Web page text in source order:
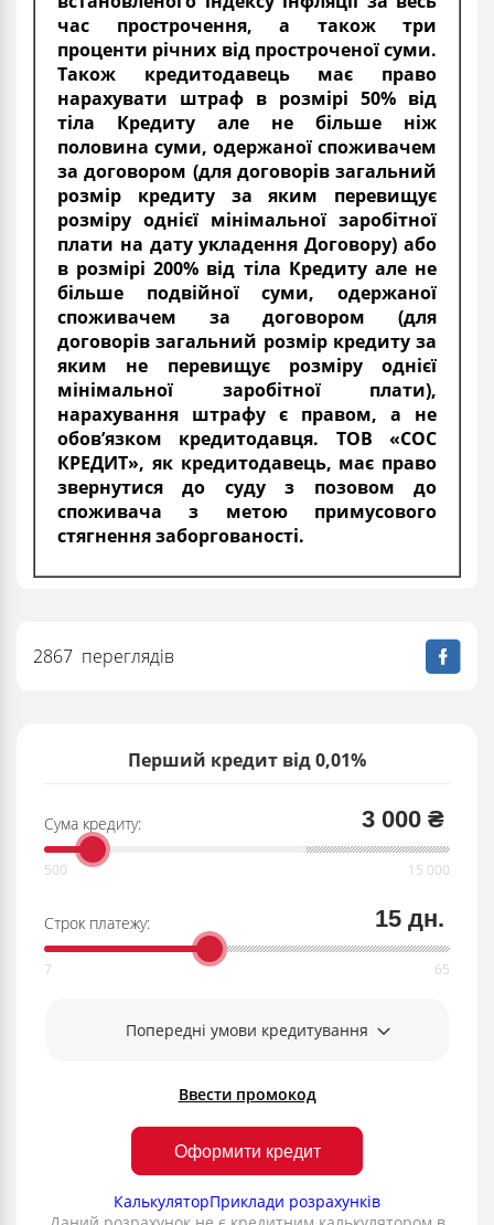
Перший кредит від 0,01%
Сума кредиту: 3 000 ₴
Строк платежу: 15 дн.
Попередні умови кредитування
Ввести промокод
Оформити кредит
КалькуляторПриклади розрахунків
час прострочення, а також три
проценти річних від простроченої суми.
Також кредитодавець має право
нарахувати штраф в розмірі 50% від
тіла Кредиту але не більше ніж
половина суми, одержаної споживачем
за договором (для договорів загальний
розмір кредиту за яким перевищує
розміру однієї мінімальної заробітної
плати на дату укладення Договору) або
в розмірі 200% від тіла Кредиту але не
більше подвійної суми, одержаної
споживачем за договором (для
договорів загальний розмір кредиту за
яким не перевищує розміру однієї
мінімальної заробітної плати),
нарахування штрафу є правом, а не
обов’язком кредитодавця. ТОВ «СОС
КРЕДИТ», як кредитодавець, має право
звернутися до суду з позовом до
споживача з метою примусового
стягнення заборгованості.
2867 переглядів